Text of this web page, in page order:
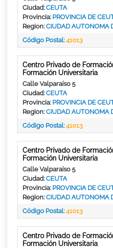
Ciudad:CEUTA
Provincia: PROVINCIA DE
Region:CIUDAD AUTONOMA
Código Postal:41013
Centro Privado de
Formación Universitaria
Calle Valparaíso 5
Ciudad:CEUTA
Provincia: PROVINCIA DE
Region:CIUDAD AUTONOMA
Código Postal:41013
Centro Privado de
Formación Universitaria
Calle Valparaíso 5
Ciudad:CEUTA
Provincia: PROVINCIA DE
Region:CIUDAD AUTONOMA
Código Postal:41013
Centro Privado de
Formación Universitaria